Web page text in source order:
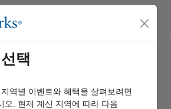
택
역별 이벤트와 혜택을 살펴보려면
오. 현재 계신 지역에 따라 다음